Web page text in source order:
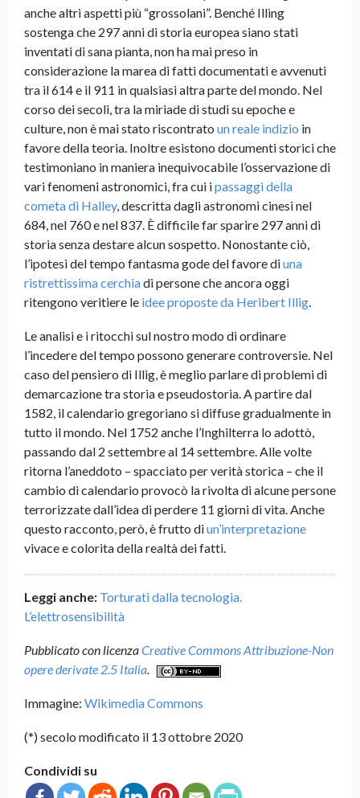
anche altri aspetti più “grossolani”. Benché Illing
sostenga che 297 anni di storia europea siano stati
inventati di sana pianta, non ha mai preso in
considerazione la marea di fatti documentati e avvenuti
tra il 614 e il 911 in qualsiasi altra parte del mondo. Nel
corso dei secoli, tra la miriade di studi su epoche e
culture, non è mai stato riscontrato un reale indizio in
favore della teoria. Inoltre esistono documenti storici che
testimoniano in maniera inequivocabile l’osservazione di
vari fenomeni astronomici, fra cui ipassaggi della
cometa di Halley, descritta dagli astronomi cinesi nel
684, nel 760 e nel 837. È difficile far sparire 297 anni di
storia senza destare alcun sospetto. Nonostante ciò,
l’ipotesi del tempo fantasma gode del favore diuna
ristrettissima cerchiadi persone che ancora oggi
ritengono veritiere le idee proposte da Heribert Illig.
Le analisi e i ritocchi sul nostro modo di ordinare
l’incedere del tempo possono generare controversie. Nel
caso del pensiero di Illig, è meglio parlare di problemi di
demarcazione tra storia e pseudostoria. A partire dal
1582, il calendario gregoriano si diffuse gradualmente in
tutto il mondo. Nel 1752 anche l’Inghilterra lo adottò,
passando dal 2 settembre al 14 settembre.Alle volte
ritorna l’aneddoto – spacciato per verità storica – che il
cambio di calendario provocò la rivolta di alcune persone
terrorizzate dall’idea di perdere 11 giorni di vita. Anche
questo racconto, però, è frutto diun’interpretazione
vivace e colorita della realtà dei fatti.
Leggi anche: Torturati dalla tecnologia.
L’elettrosensibilità
Pubblicato con licenzaCreative Commons Attribuzione-Non
opere derivate 2.5 Italia.
Immagine: Wikimedia Commons
(*) secolo modificato il 13 ottobre 2020
Condividi su